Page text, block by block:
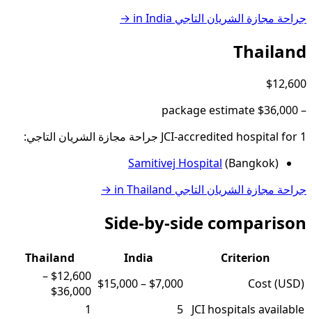
جراحة مجازة الشريان التاجي India
→
Thailand
$12,600
–
$36,000
1
for جراحة مجازة الشريان التاجي:
Samitivej Hospital (Bangkok)
جراحة مجازة الشريان التاجي Thailand
→
Side-by-side comparison
Criterion
India
Thailand
Cost (USD)
$7,000
–
$15,000
$12,600
–
$36,000
JCI hospitals available
5
1